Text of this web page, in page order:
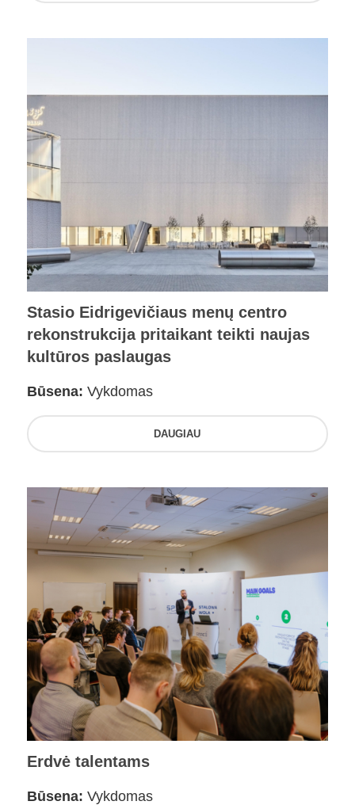
Stasio Eidrigevičiaus menų centro
rekonstrukcija pritaikant teikti naujas
kultūros paslaugas
Būsena: Vykdomas
DAUGIAU
Erdvė talentams
Būsena: Vykdomas